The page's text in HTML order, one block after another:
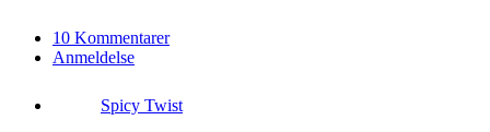
10 Kommentarer
Anmeldelse
Spicy Twist